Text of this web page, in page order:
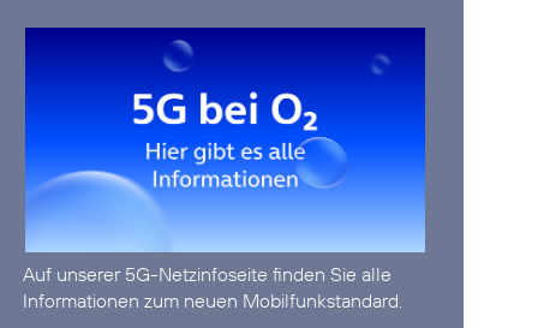
Auf unserer 5G-Netzinfoseite finden Sie alle
Informationen zum neuen Mobilfunkstandard.